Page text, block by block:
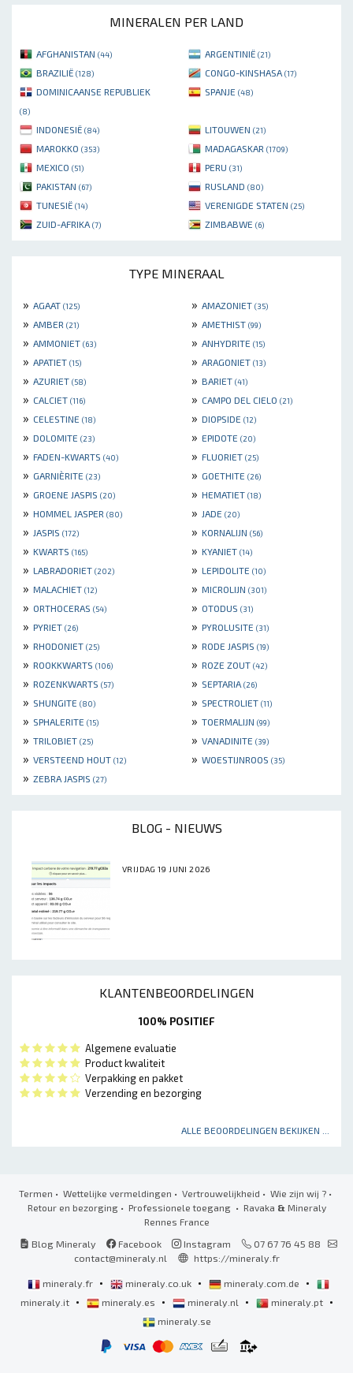
MINERALEN PER LAND
AFGHANISTAN (44) ARGENTINIË (21)
BRAZILIË (128) CONGO-KINSHASA (17)
DOMINICAANSE REPUBLIEK
(8)
SPANJE (48)
INDONESIË (84) LITOUWEN (21)
MAROKKO (353) MADAGASKAR (1709)
MEXICO (51) PERU (31)
PAKISTAN (67) RUSLAND (80)
TUNESIË (14) VERENIGDE STATEN (25)
ZUID-AFRIKA (7) ZIMBABWE (6)
TYPE MINERAAL
» AGAAT (125) » AMAZONIET (35)
» AMBER (21) » AMETHIST (99)
» AMMONIET (63) » ANHYDRITE (15)
» APATIET (15) » ARAGONIET (13)
» AZURIET (58) » BARIET (41)
» CALCIET (116) » CAMPO DEL CIELO (21)
» CELESTINE (18) » DIOPSIDE (12)
» DOLOMITE (23) » EPIDOTE (20)
» FADEN-KWARTS (40) » FLUORIET (25)
» GARNIÈRITE (23) » GOETHITE (26)
» GROENE JASPIS (20) » HEMATIET (18)
» HOMMEL JASPER (80) » JADE (20)
» JASPIS (172) » KORNALIJN (56)
» KWARTS (165) » KYANIET (14)
» LABRADORIET (202) » LEPIDOLITE (10)
» MALACHIET (12) » MICROLIJN (301)
» ORTHOCERAS (54) » OTODUS (31)
» PYRIET (26) » PYROLUSITE (31)
» RHODONIET (25) » RODE JASPIS (19)
» ROOKKWARTS (106) » ROZE ZOUT (42)
» ROZENKWARTS (57) » SEPTARIA (26)
» SHUNGITE (80) » SPECTROLIET (11)
» SPHALERITE (15) » TOERMALIJN (99)
» TRILOBIET (25) » VANADINITE (39)
» VERSTEEND HOUT (12) » WOESTIJNROOS (35)
» ZEBRA JASPIS (27)
BLOG - NIEUWS
VRIJDAG 19 JUNI 2026
KLANTENBEOORDELINGEN
100% POSITIEF
Algemene evaluatie
Product kwaliteit
Verpakking en pakket
Verzending en bezorging
ALLE BEOORDELINGEN BEKIJKEN ...
Termen • Wettelijke vermeldingen • Vertrouwelijkheid • Wie zijn wij ? •
Retour en bezorging• Professionele toegang • Ravaka & Mineraly
Rennes France
Blog Mineraly
Facebook Instagram
07 67 76 45 88
contact@mineraly.nl
https://mineraly.fr
mineraly.fr • mineraly.co.uk • mineraly.com.de •
mineraly.it • mineraly.es • mineraly.nl • mineraly.pt •
mineraly.se